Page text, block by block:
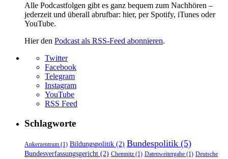
Alle Podcastfolgen gibt es ganz bequem zum Nachhören –
jederzeit und überall abrufbar: hier, per Spotify, iTunes oder
YouTube.
Hier den Podcast als RSS-Feed abonnieren.
Twitter
Facebook
Telegram
Instagram
YouTube
RSS Feed
Schlagworte
Ankerzentrum (1) Bildungspolitik (2) Bundespolitik (5)
Bundesverfassungsgericht (2) Chemnitz (1) Datenweitergabe (1) Deutsche